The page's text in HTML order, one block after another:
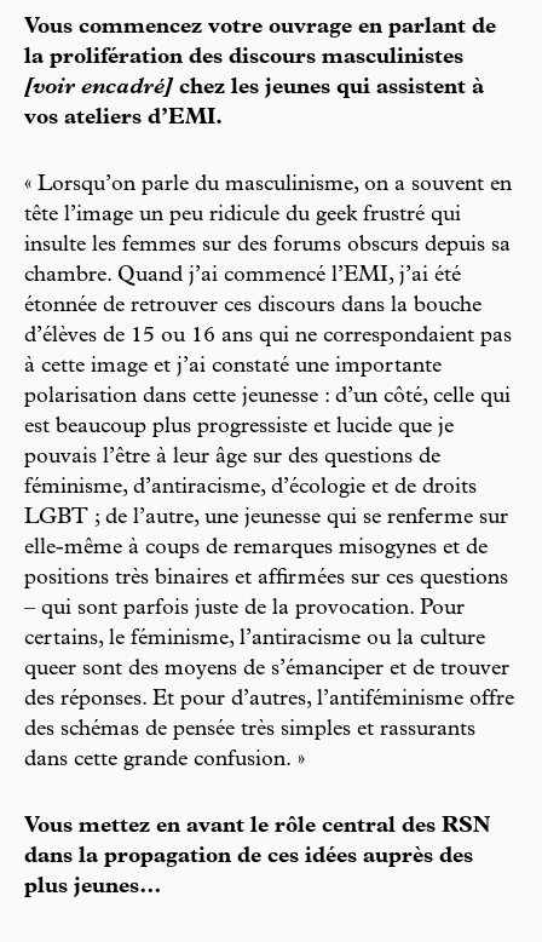
Vous commencez votre ouvrage en parlant de
la prolifération des discours masculinistes
[voir encadré] chez les jeunes qui assistent à
vos ateliers d’EMI.
« Lorsqu’on parle du masculinisme, on a souvent en
tête l’image un peu ridicule du geek frustré qui
insulte les femmes sur des forums obscurs depuis sa
chambre. Quand j’ai commencé l’EMI, j’ai été
étonnée de retrouver ces discours dans la bouche
d’élèves de 15 ou 16 ans qui ne correspondaient pas
à cette image et j’ai constaté une importante
polarisation dans cette jeunesse : d’un côté, celle qui
est beaucoup plus progressiste et lucide que je
pouvais l’être à leur âge sur des questions de
féminisme, d’antiracisme, d’écologie et de droits
LGBT ; de l’autre, une jeunesse qui se renferme sur
elle-même à coups de remarques misogynes et de
positions très binaires et affirmées sur ces questions
– qui sont parfois juste de la provocation. Pour
certains, le féminisme, l’antiracisme ou la culture
queer sont des moyens de s’émanciper et de trouver
des réponses. Et pour d’autres, l’antiféminisme offre
des schémas de pensée très simples et rassurants
dans cette grande confusion. »
Vous mettez en avant le rôle central des RSN
dans la propagation de ces idées auprès des
plus jeunes…